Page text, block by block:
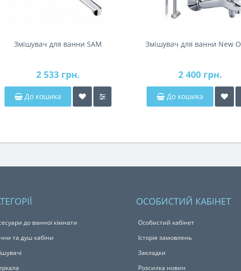
Змішувач для ванни SAM
2 533 грн.
До кошика
Змішувач для ванни New
2 400 грн.
До кошика
до ванної кімнати
та душ кабіни
ОСОБИСТИЙ КАБІНЕТ
Особистий кабінет
Історія замовлень
Закладки
Розсилка новин